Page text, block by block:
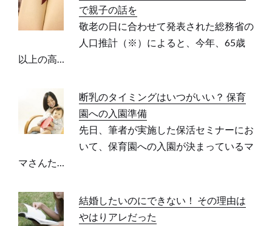
で親子の話を
敬老の日に合わせて発表された総務省の
人口推計（※）によると、今年、65歳
以上の高…
断乳のタイミングはいつがいい？ 保育
園への入園準備
先日、筆者が実施した保活セミナーにお
いて、保育園への入園が決まっているマ
マさんた…
結婚したいのにできない！ その理由は
やはりアレだった